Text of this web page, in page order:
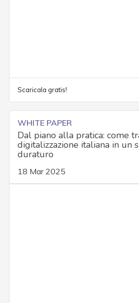
Scaricala gratis!
WHITE PAPER
Dal piano alla pratica: come
digitalizzazione italiana in un
duraturo
18 Mar 2025